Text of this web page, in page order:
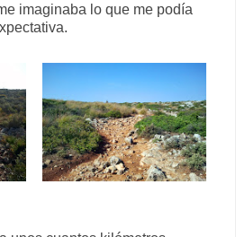
imaginaba lo que me podía